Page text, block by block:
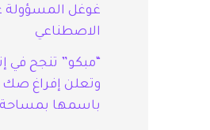
غوغل المسؤولة
الاصطناعي
“مبكو” تنجح في
وتعلن إفراغ
باسمها بمساحة 966 ألف متر مربع